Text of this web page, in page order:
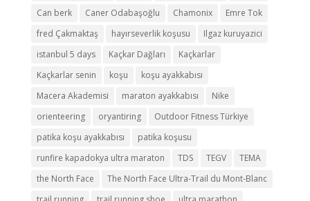
Can berk
Caner Odabaşoğlu Chamonix
Emre Tok
fred Çakmaktaş
hayırseverlik koşusu
Ilgaz kuruyazici
istanbul 5 days
Kaçkar Dağları
Kaçkarlar
Kaçkarlar senin
koşu
koşu ayakkabısı
Macera Akademisi
maraton ayakkabısı
Nike
orienteering
oryantiring
Outdoor Fitness Türkiye
patika koşu ayakkabısı
patika koşusu
runfire kapadokya ultra maraton
TDS TEGV
TEMA
the North Face
The North Face Ultra-Trail du Mont-Blanc